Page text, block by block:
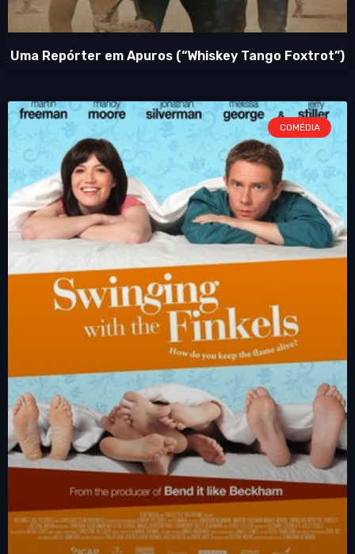
Uma Repórter em Apuros (“Whiskey Tango Foxtrot”)
COMÉDIA